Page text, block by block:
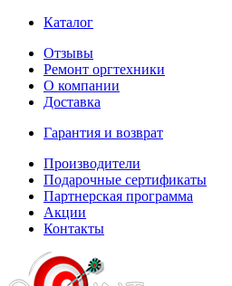
Каталог
Отзывы
Ремонт оргтехники
О компании
Доставка
Гарантия и возврат
Производители
Подарочные сертификаты
Партнерская программа
Акции
Контакты